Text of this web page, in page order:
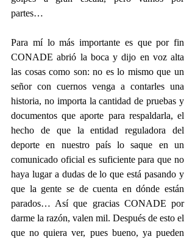
partes…
Para mí lo más importante es que por fin
CONADE abrió la boca y dijo en voz alta
las cosas como son: no es lo mismo que un
señor con cuernos venga a contarles una
historia, no importa la cantidad de pruebas y
documentos que aporte para respaldarla, el
hecho de que la entidad reguladora del
deporte en nuestro país lo saque en un
comunicado oficial es suficiente para que no
haya lugar a dudas de lo que está pasando y
que la gente se de cuenta en dónde están
parados… Así que gracias CONADE por
darme la razón, valen mil. Después de esto el
que no quiera ver, pues bueno, ya pueden